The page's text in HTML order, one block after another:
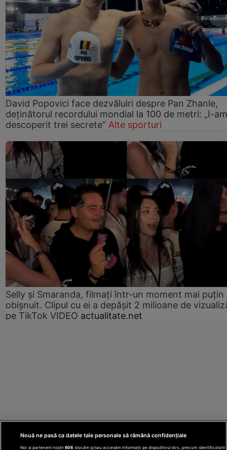
David Popovici face dezvăluiri despre Pan Zhanle,
deținătorul recordului mondial la 100 de metri: „I-am
descoperit trei secrete” Alte sporturi
Selly și Smaranda, filmați într-un moment mai puțin
obișnuit. Clipul cu ei a depășit 2 milioane de
pe TikTok VIDEO actualitate.net
Nouă ne pasă ca datele tale personale să rămână confidențiale
Noi și partenerii noștri606 stocăm și/sau accesăm informații pe dispozitivul dvs., precum identificatorii